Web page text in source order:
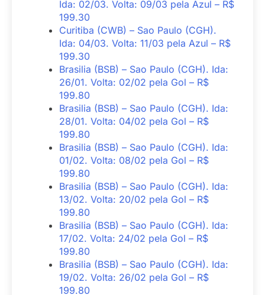
Ida: 02/03. Volta: 09/03 pela Azul – R$
199.30
Curitiba (CWB) – Sao Paulo (CGH).
Ida: 04/03. Volta: 11/03 pela Azul – R$
199.30
Brasilia (BSB) – Sao Paulo (CGH). Ida:
26/01. Volta: 02/02 pela Gol – R$
199.80
Brasilia (BSB) – Sao Paulo (CGH). Ida:
28/01. Volta: 04/02 pela Gol – R$
199.80
Brasilia (BSB) – Sao Paulo (CGH). Ida:
01/02. Volta: 08/02 pela Gol – R$
199.80
Brasilia (BSB) – Sao Paulo (CGH). Ida:
13/02. Volta: 20/02 pela Gol – R$
199.80
Brasilia (BSB) – Sao Paulo (CGH). Ida:
17/02. Volta: 24/02 pela Gol – R$
199.80
Brasilia (BSB) – Sao Paulo (CGH). Ida:
19/02. Volta: 26/02 pela Gol – R$
199.80